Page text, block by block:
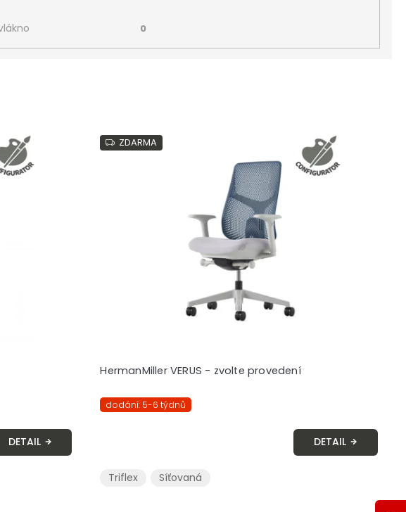
0
DETAIL
ZDARMA
HermanMiller VERUS - zvolte provedení
dodání: 5-6 týdnů
DETAIL
Triflex Síťovaná